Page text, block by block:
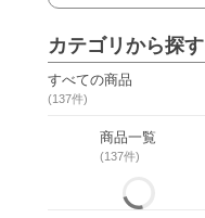
カテゴリから探す
すべての商品
(137件)
商品一覧
(137件)